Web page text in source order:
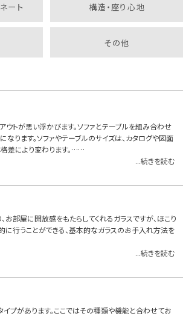
ート 構造・座り心地
その他
ウトが思い浮かびます。ソファとテーブルを組み合わせ
なります。ソファやテーブルのサイズは、カタログや図面
格差により変わります。……
...続きを読む
お部屋に開放感をもたらしてくれるガラスですが、ほこり
に行うことができる、基本的なガラスのお手入れ方法を
...続きを読む
プがあります。ここではその種類や機能と合わせてお